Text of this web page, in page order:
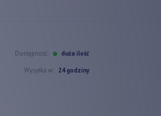
Dostępność: duża ilość
Wysyłka w: 24 godziny